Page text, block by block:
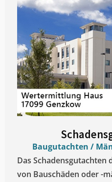
Baugutachten /
Das
von Bauschäden oder -